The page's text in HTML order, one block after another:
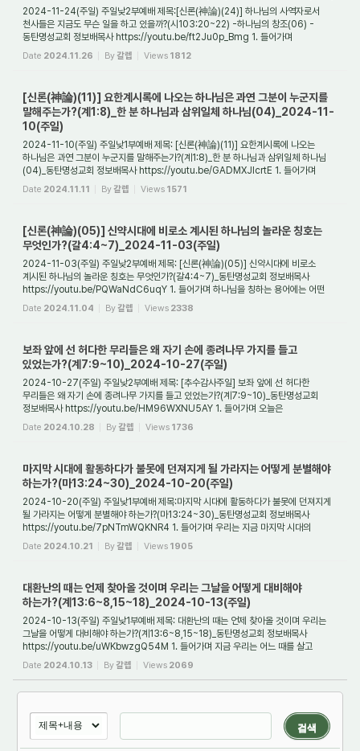
2024-11-24(주일) 주일낮2부예배 제목:[신론(神論)(24)] 하나님의 사역자로서
천사들은 지금도 무슨 일을 하고 있을까?(시103:20~22) -하나님의 창조(06) -
동탄명성교회 정보배목사 https://youtu.be/ft2Ju0p_Bmg 1. 들어가며
하나님께서는 당신의 심부름꾼으...
Date 2024.11.26 By갈렙 Views 1812
[신론(神論)(11)] 요한계시록에 나오는 하나님은 과연 그분이 누군지를
말해주는가?(계1:8)_한 분 하나님과 삼위일체 하나님(04)_2024-11-
10(주일)
2024-11-10(주일) 주일낮1부예배 제목: [신론(神論)(11)] 요한계시록에 나오는
하나님은 과연 그분이 누군지를 말해주는가?(계1:8)_한 분 하나님과 삼위일체 하나님
(04)_동탄명성교회 정보배목사 https://youtu.be/GADMXJlcrtE 1. 들어가며
하나님은 한 분이시...
Date 2024.11.11 By갈렙 Views 1571
[신론(神論)(05)] 신약시대에 비로소 계시된 하나님의 놀라운 칭호는
무엇인가?(갈4:4~7)_2024-11-03(주일)
2024-11-03(주일) 주일낮2부예배 제목: [신론(神論)(05)] 신약시대에 비로소
계시된 하나님의 놀라운 칭호는 무엇인가?(갈4:4~7)_동탄명성교회 정보배목사
https://youtu.be/PQWaNdC6uqY 1. 들어가며 하나님을 칭하는 용어에는 어떤
것들이 있는가? 구약성경을...
Date 2024.11.04 By갈렙 Views 2338
보좌 앞에 선 허다한 무리들은 왜 자기 손에 종려나무 가지를 들고
있었는가?(계7:9~10)_2024-10-27(주일)
2024-10-27(주일) 주일낮2부예배 제목: [추수감사주일] 보좌 앞에 선 허다한
무리들은 왜 자기 손에 종려나무 가지를 들고 있었는가?(계7:9~10)_동탄명성교회
정보배목사 https://youtu.be/HM96WXNU5AY 1. 들어가며 오늘은
추수감사주일로 지키는 날이다. 우리...
Date 2024.10.28 By갈렙 Views 1736
마지막 시대에 활동하다가 불못에 던져지게 될 가라지는 어떻게 분별해야
하는가?(마13:24~30)_2024-10-20(주일)
2024-10-20(주일) 주일낮1부예배 제목:마지막 시대에 활동하다가 불못에 던져지게
될 가라지는 어떻게 분별해야 하는가?(마13:24~30)_동탄명성교회 정보배목사
https://youtu.be/7pNTmWQKNR4 1. 들어가며 우리는 지금 마지막 시대의
끝무렵에 살고 있다. 그러...
Date 2024.10.21 By갈렙 Views 1905
대환난의 때는 언제 찾아올 것이며 우리는 그날을 어떻게 대비해야
하는가?(계13:6~8,15~18)_2024-10-13(주일)
2024-10-13(주일) 주일낮1부예배 제목: 대환난의 때는 언제 찾아올 것이며 우리는
그날을 어떻게 대비해야 하는가?(계13:6~8,15~18)_동탄명성교회 정보배목사
https://youtu.be/uWKbwzgQ54M 1. 들어가며 지금 우리는 어느 때를 살고
있는가? 그것을 구약시대의...
Date 2024.10.13 By갈렙 Views 2069
검색